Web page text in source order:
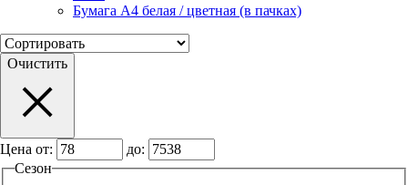
Бумага А4 белая / цветная (в пачках)
Очистить
Цена от:
до:
Сезон